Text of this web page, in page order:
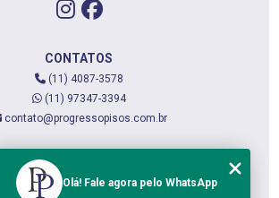
CONTATOS
(11) 4087-3578
(11) 97347-3394
contato@progressopisos.com.br
Olá! Fale agora pelo WhatsApp